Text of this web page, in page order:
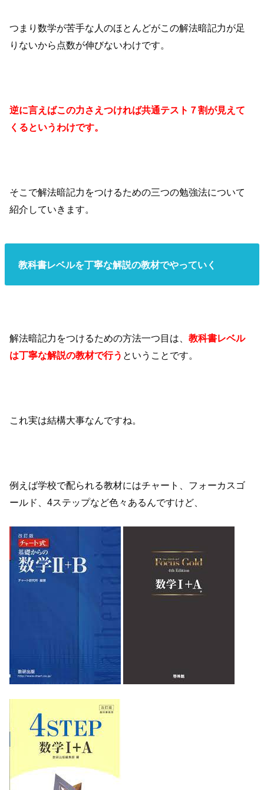
つまり数学が苦手な人のほとんどがこの解法暗記力が足
りないから点数が伸びないわけです。
逆に言えばこの力さえつければ共通テスト７割が見えて
くるというわけです。
そこで解法暗記力をつけるための三つの勉強法について
紹介していきます。
教科書レベルを丁寧な解説の教材でやっていく
解法暗記力をつけるための方法一つ目は、教科書レベル
は丁寧な解説の教材で行う ということです。
これ実は結構大事なんですね。
例えば学校で配られる教材にはチャート、フォーカスゴ
ールド、4ステップなど色々あるんですけど、